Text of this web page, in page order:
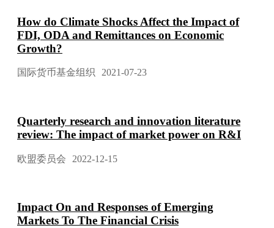
How do Climate Shocks Affect the Impact of
FDI, ODA and Remittances on Economic
Growth?
国际货币基金组织 2021-07-23
Quarterly research and innovation literature
review: The impact of market power on R&I
欧盟委员会 2022-12-15
Impact On and Responses of Emerging
Markets To The Financial Crisis